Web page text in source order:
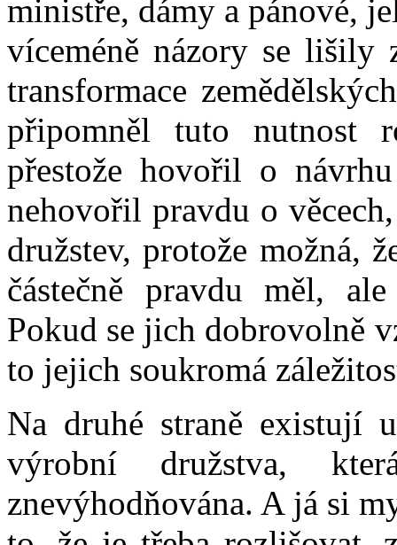
ministře, dámy a pánové,
víceméně názory se lišily
transformace
připomněl tuto nutnost
přestože hovořil o
nehovořil pravdu o
družstev, protože možná,
částečně pravdu měl,
Pokud se jich dobrovolně
to jejich soukromá
Na druhé straně existují
výrobní družstva,
znevýhodňována. A já si